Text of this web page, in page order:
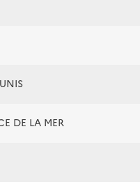
DE LA MER